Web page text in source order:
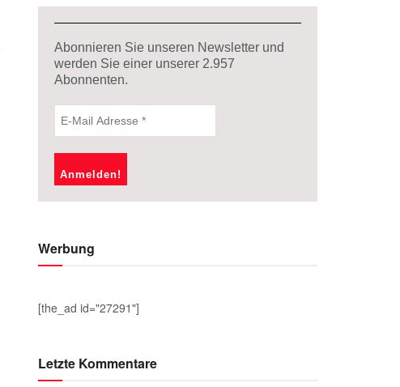
Abonnieren Sie unseren Newsletter und
werden Sie einer unserer 2.957
Abonnenten.
Werbung
[the_ad id="27291"]
Letzte Kommentare